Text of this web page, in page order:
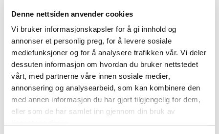
Denne nettsiden anvender cookies
Vi bruker informasjonskapsler for å gi innhold og
annonser et personlig preg, for å levere sosiale
mediefunksjoner og for å analysere trafikken vår. Vi deler
dessuten informasjon om hvordan du bruker nettstedet
vårt, med partnerne våre innen sosiale medier,
annonsering og analysearbeid, som kan kombinere den
med annen informasjon du har gjort tilgjengelig for dem,
eller som de har samlet inn gjennom din bruk av
Dato: Lørdag 24. januar 2026 kl.17.00
Sted: Foldnes kyrkje,
Austre Skiftedalsvegen 25,
5354 Straume